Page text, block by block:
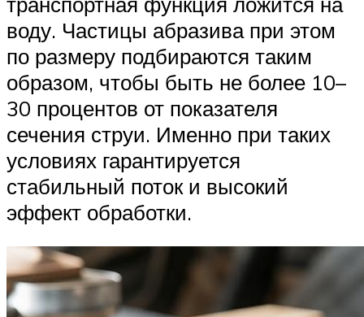
воду. Частицы абразива при этом
по размеру подбираются таким
образом, чтобы быть не более 10–
30 процентов от показателя
сечения струи. Именно при таких
условиях гарантируется
стабильный поток и высокий
эффект обработки.